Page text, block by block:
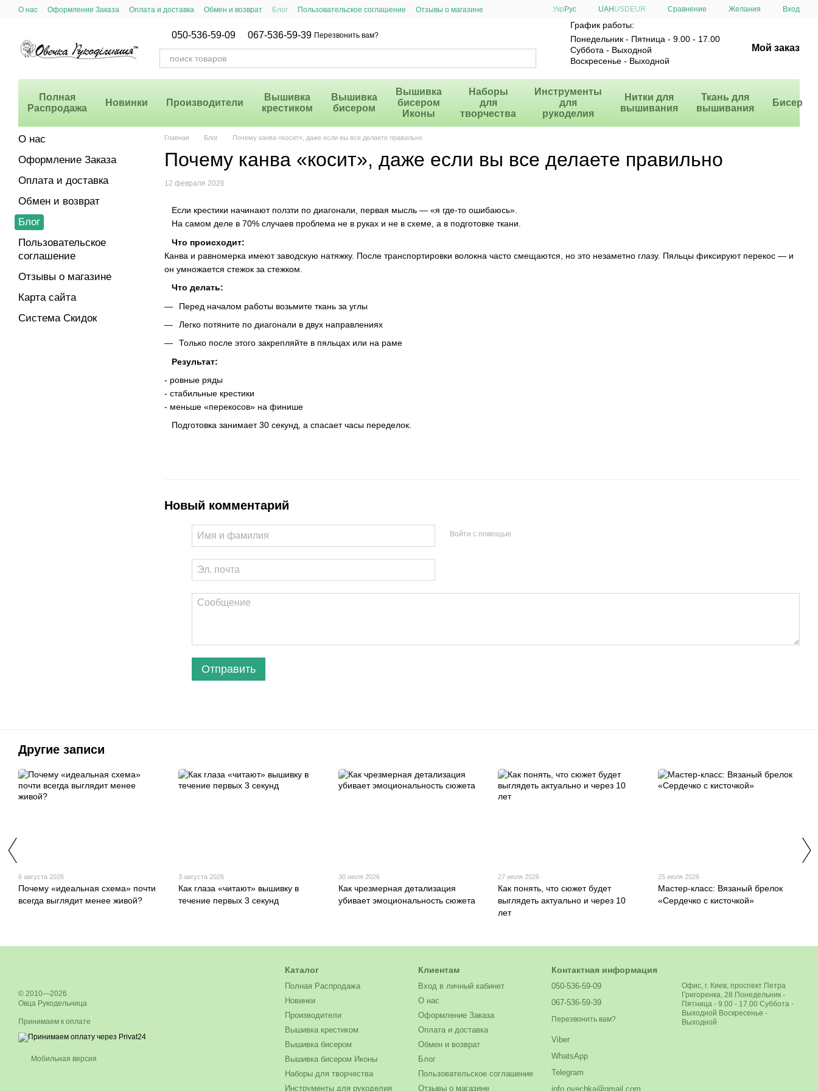
Перейти к основному контенту
О нас Оформление Заказа Оплата и доставка Обмен и возврат Блог Пользовательское соглашение
Отзывы о магазине
Укр Рус UAH USD EUR Сравнение Желания Вход
050-536-59-09 067-536-59-39 Перезвонить вам?
График работы:
Понедельник - Пятница - 9.00 - 17.00
Суббота - Выходной
Воскресенье - Выходной
Мой заказ
Полная
Распродажа
Новинки Производители
Вышивка
крестиком
Вышивка
бисером
Вышивка
бисером
Иконы
Наборы
для
творчества
Инструменты
для
рукоделия
Нитки для
вышивания
Ткань для
вышивания
Бисер
Главная Блог Почему канва «косит», даже если вы все делаете правильно
Почему канва «косит», даже если вы все делаете правильно
12 февраля 2026
Если крестики начинают ползти по диагонали, первая мысль — «я где-то ошибаюсь».
На самом деле в 70% случаев проблема не в руках и не в схеме, а в подготовке ткани.
Что происходит:
Канва и равномерка имеют заводскую натяжку. После транспортировки волокна часто смещаются, но это незаметно глазу. Пяльцы фиксируют перекос — и
он умножается стежок за стежком.
Что делать:
Перед началом работы возьмите ткань за углы
Легко потяните по диагонали в двух направлениях
Только после этого закрепляйте в пяльцах или на раме
Результат:
- ровные ряды
- стабильные крестики
- меньше «перекосов» на финише
Подготовка занимает 30 секунд, а спасает часы переделок.
Новый комментарий
Войти с помощью
Отправить
О нас
Оформление Заказа
Оплата и доставка
Обмен и возврат
Блог
Пользовательское
соглашение
Отзывы о магазине
Карта сайта
Система Скидок
Другие записи
6 августа 2026
Почему «идеальная схема» почти
всегда выглядит менее живой?
3 августа 2026
Как глаза «читают» вышивку в
течение первых 3 секунд
30 июля 2026
Как чрезмерная детализация
убивает эмоциональность сюжета
27 июля 2026
Как понять, что сюжет будет
выглядеть актуально и через 10
лет
25 июля 2026
Мастер-класс: Вязаный брелок
«Сердечко с кисточкой»
© 2010—2026
Овца Рукодельница
Принимаем к оплате
Мобильная версия
Каталог
Полная Распродажа
Новинки
Производители
Вышивка крестиком
Вышивка бисером
Вышивка бисером Иконы
Наборы для творчества
Инструменты для рукоделия
Клиентам
Вход в личный кабинет
О нас
Оформление Заказа
Оплата и доставка
Обмен и возврат
Блог
Пользовательское соглашение
Отзывы о магазине
Контактная информация
050-536-59-09
067-536-59-39
Перезвонить вам?
Viber
WhatsApp
Telegram
info.ovechka@gmail.com
Офис, г. Киев, проспект Петра
Григоренка, 28 Понедельник -
Пятница - 9.00 - 17.00 Суббота -
Выходной Воскресенье -
Выходной